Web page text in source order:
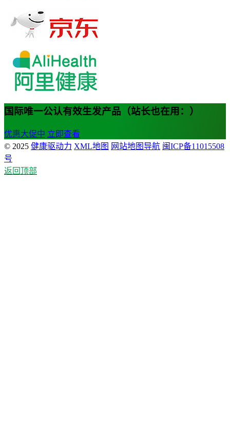
国际唯一公认有效生发产品（站长也在用：）
优惠大促中 立即查看
© 2025 健康驱动力 XML地图 网站地图导航 闽ICP备11015508
号
返回顶部